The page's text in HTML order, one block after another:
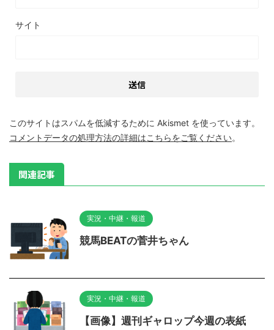
サイト
このサイトはスパムを低減するために Akismet を使っています。
コメントデータの処理方法の詳細はこちらをご覧ください。
関連記事
実況・中継・報道
競馬BEATの菅井ちゃん
実況・中継・報道
【画像】週刊ギャロップ今週の表紙